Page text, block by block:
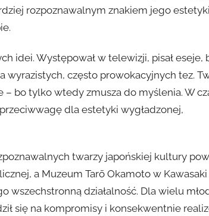
rozpoznawalnym znakiem jego
idei. Występował w telewizji, pisał eseje,
często prowokacyjnych tez.
– bo tylko wtedy zmusza do myślenia. W
dla estetyki wygładzonej,
twarzy japońskiej kultury
a Muzeum Tarō Okamoto w
wszechstronną działalność. Dla wielu
się na kompromisy i konsekwentnie